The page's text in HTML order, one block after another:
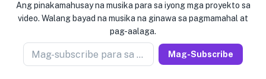
Ang pinakamahusay na musika para sa iyong mga proyekto sa
video. Walang bayad na musika na ginawa sa pagmamahal at
pag-aalaga.
Mag-subscribe para sa newseller Mag-Subscribe